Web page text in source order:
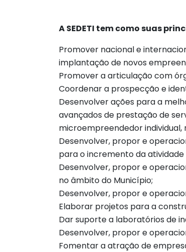
A SEDETI tem como suas
Promover nacional e
implantação de novos
Promover a articulação com
Coordenar a prospecção e
Desenvolver ações para a
avançados de prestação de
microempreendedor individual,
Desenvolver, propor e
para o incremento da
Desenvolver, propor e
no âmbito do Município;
Desenvolver, propor e
Elaborar projetos para a
Dar suporte a laboratórios de
Desenvolver, propor e
Fomentar a atração de